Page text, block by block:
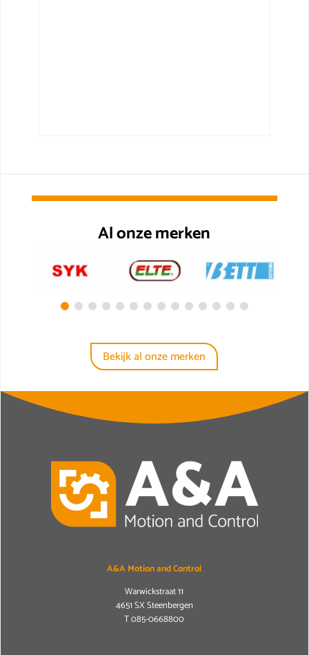
Al onze merken
Bekijk al onze merken
A&A Motion and Control
Warwickstraat 11
4651 SX Steenbergen
T085-0668800